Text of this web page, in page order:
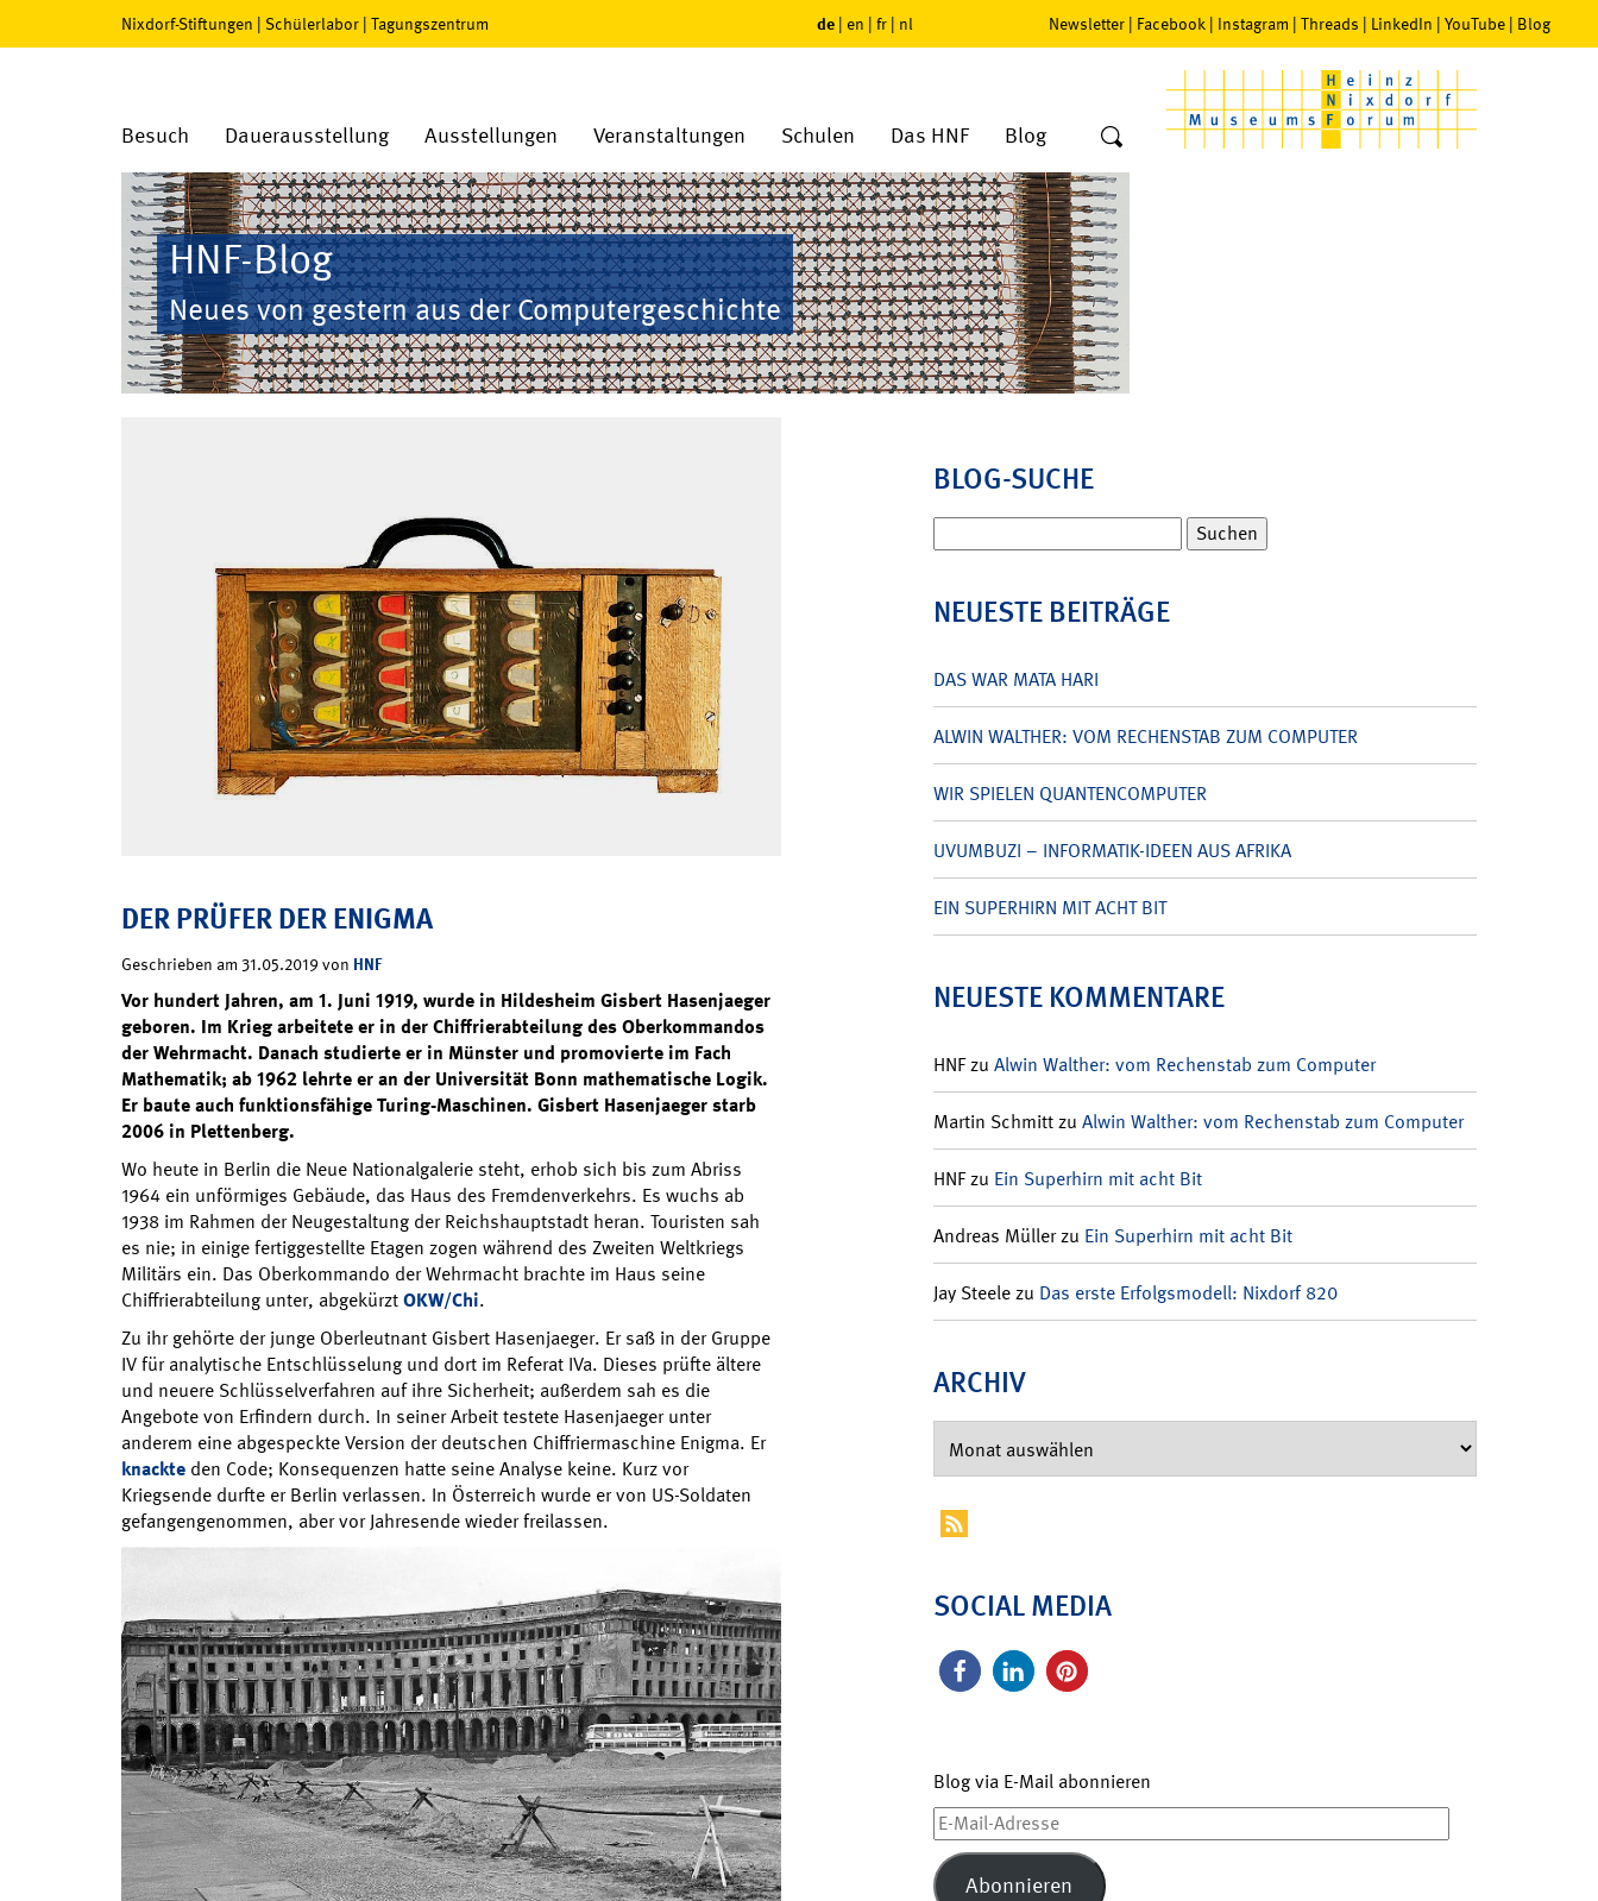
Nixdorf-Stiftungen | Schülerlabor | Tagungszentrum de | en | fr | nl Newsletter | Facebook | Instagram | Threads | LinkedIn | YouTube | Blog
Besuch Dauerausstellung Ausstellungen Veranstaltungen Schulen Das HNF Blog
HNF-Blog
Neues von gestern aus der Computergeschichte
DER PRÜFER DER ENIGMA
Geschrieben am 31.05.2019 von HNF
Vor hundert Jahren, am 1. Juni 1919, wurde in Hildesheim Gisbert Hasenjaeger
geboren. Im Krieg arbeitete er in der Chiffrierabteilung des Oberkommandos
der Wehrmacht. Danach studierte er in Münster und promovierte im Fach
Mathematik; ab 1962 lehrte eran der Universität Bonn mathematische Logik.
Er baute auch funktionsfähige Turing-Maschinen. Gisbert Hasenjaeger starb
2006 in Plettenberg.
Wo heute in Berlin die Neue Nationalgalerie steht, erhob sich bis zum Abriss
1964 ein unförmiges Gebäude, das Haus des Fremdenverkehrs. Es wuchs ab
1938 im Rahmen der Neugestaltung der Reichshauptstadt heran. Touristen sah
es nie; in einige fertiggestellte Etagen zogen während des Zweiten Weltkriegs
Militärs ein. Das Oberkommando der Wehrmacht brachte im Haus seine
Chiffrierabteilung unter, abgekürztOKW/Chi.
Zu ihr gehörte der junge Oberleutnant Gisbert Hasenjaeger. Er saß in der Gruppe
IV für analytische Entschlüsselung und dort im Referat IVa. Dieses prüfte ältere
und neuere Schlüsselverfahren auf ihre Sicherheit; außerdem sah es die
Angebote von Erfindern durch. In seiner Arbeit testete Hasenjaeger unter
anderem eine abgespeckte Version der deutschen Chiffriermaschine Enigma. Er
knackte den Code; Konsequenzen hatte seine Analyse keine. Kurz vor
Kriegsende durfte er Berlin verlassen. In Österreich wurde er von US-Soldaten
gefangengenommen, aber vor Jahresende wieder freilassen.
BLOG-SUCHE
nach:
NEUESTE BEITRÄGE
DAS WAR MATA HARI
ALWIN WALTHER: VOM RECHENSTAB ZUM COMPUTER
WIR SPIELEN QUANTENCOMPUTER
UVUMBUZI – INFORMATIK-IDEEN AUS AFRIKA
EIN SUPERHIRN MIT ACHT BIT
NEUESTE KOMMENTARE
HNFzu Alwin Walther: vom Rechenstab zum Computer
Martin Schmittzu Alwin Walther: vom Rechenstab zum Computer
HNFzu Ein Superhirn mit acht Bit
Andreas Müllerzu Ein Superhirn mit acht Bit
Jay Steelezu Das erste Erfolgsmodell: Nixdorf 820
ARCHIV
SOCIAL MEDIA
Blog via E-Mail abonnieren
E-
Mail-
Adresse
Abonnieren